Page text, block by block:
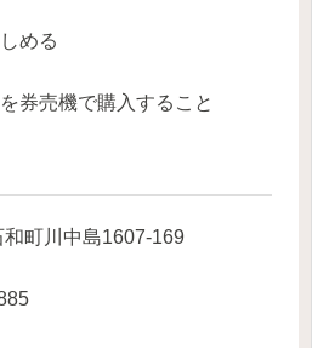
める
券売機で購入すること
町川中島1607-169